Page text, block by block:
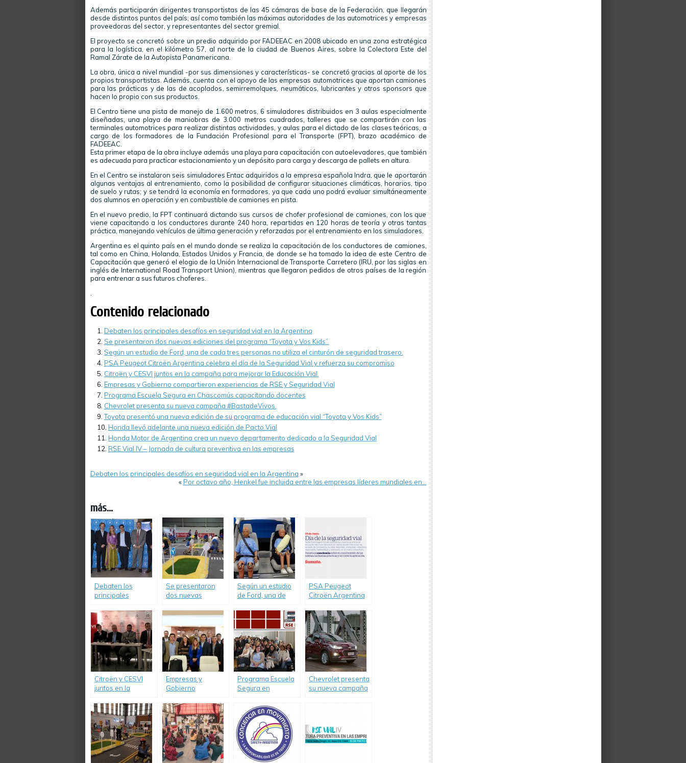
Además participarán dirigentes transportistas de las 45 cámaras de base de la Federación, que llegarán
desde distintos puntos del país; así como también las máximas autoridades de las automotrices y empresas
proveedoras del sector, y representantes del sector gremial.
El proyecto se concretó sobre un predio adquirido por FADEEAC en 2008 ubicado en una zona estratégica
para la logística, en el kilómetro 57, al norte de la ciudad de Buenos Aires, sobre la Colectora Este del
Ramal Zárate de la Autopista Panamericana.
La obra, única a nivel mundial -por sus dimensiones y características- se concretó gracias al aporte de los
propios transportistas. Además, cuenta con el apoyo de las empresas automotrices que aportan camiones
para las prácticas y de las de acoplados, semirremolques, neumáticos, lubricantes y otros sponsors que
hacen lo propio con sus productos.
El Centro tiene una pista de manejo de 1.600 metros, 6 simuladores distribuidos en 3 aulas especialmente
diseñadas, una playa de maniobras de 3.000 metros cuadrados, talleres que se compartirán con las
terminales automotrices para realizar distintas actividades, y aulas para el dictado de las clases teóricas, a
cargo de los formadores de la Fundación Profesional para el Transporte (FPT), brazo académico de
FADEEAC.
Esta primer etapa de la obra incluye además una playa para capacitación con autoelevadores, que también
es adecuada para practicar estacionamiento y un depósito para carga y descarga de pallets en altura.
En el Centro se instalaron seis simuladores Entac adquiridos a la empresa española Indra, que le aportarán
algunas ventajas al entrenamiento, como la posibilidad de configurar situaciones climáticas, horarios, tipo
de suelo y rutas; y se tendrá la economía en formadores, ya que cada uno podrá evaluar simultáneamente
dos alumnos en operación y en combustible de camiones en pista.
En el nuevo predio, la FPT continuará dictando sus cursos de chofer profesional de camiones, con los que
viene capacitando a los conductores durante 240 hora, repartidas en 120 horas de teoría y otras tantas
práctica, manejando vehículos de última generación y reforzadas por el entrenamiento en los simuladores.
Argentina es el quinto país en el mundo donde se realiza la capacitación de los conductores de camiones,
tal como en China, Holanda, Estados Unidos y Francia, de donde se ha tomado la idea de este Centro de
Capacitación que generó el elogio de la Unión Internacional de Transporte Carretero (IRU, por las siglas en
inglés de International Road Transport Union), mientras que llegaron pedidos de otros países de la región
para entrenar a sus futuros choferes.
Contenido relacionado
Debaten los principales desafíos en seguridad vial en la Argentina
Se presentaron dos nuevas ediciones del programa “Toyota y Vos Kids”.
Según un estudio de Ford, una de cada tres personas no utiliza el cinturón de seguridad trasero.
PSA Peugeot Citroën Argentina celebra el día de la Seguridad Vial y refuerza su compromiso
Citroën y CESVI juntos en la campaña para mejorar la Educación Vial.
Empresas y Gobierno compartieron experiencias de RSE y Seguridad Vial
Programa Escuela Segura en Chascomús capacitando docentes
Chevrolet presenta su nueva campaña #BastadeVivos.
Toyota presentó una nueva edición de su programa de educación vial “Toyota y Vos Kids”
Honda llevó adelante una nueva edición de Pacto Vial
Honda Motor de Argentina crea un nuevo departamento dedicado a la Seguridad Vial
RSE Vial IV – Jornada de cultura preventiva en las empresas
Debaten los principales desafíos en seguridad vial en la Argentina »
«Por octavo año, Henkel fue incluida entre las empresas líderes mundiales en…
más...
Debaten los
principales
seguridad vial en la
Argentina
Se presentaron
dos nuevas
programa “Toyota y
Según un estudio
de Ford, una de
cinturón de
seguridad trasero.
PSA Peugeot
Citroën Argentina
Seguridad Vial y
refuerza su
compromiso
Citroën y CESVI
juntos en la
mejorar la
Educación Vial.
Empresas y
Gobierno
experiencias de
RSE y Seguridad
Vial
Programa Escuela
Segura en
capacitando
docentes
Chevrolet presenta
su nueva campaña